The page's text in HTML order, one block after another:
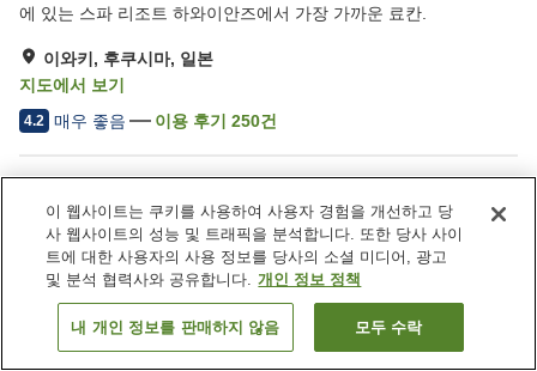
에 있는 스파 리조트 하와이안즈에서 가장 가까운 료칸.
이와키, 후쿠시마, 일본
지도에서 보기
4.2 매우 좋음 이용 후기 250건
건물 내에 온천 있음
지정된 흡연 공간
자동판매기
상점
객실 보기
이 웹사이트는 쿠키를 사용하여 사용자 경험을 개선하고 당
사 웹사이트의 성능 및 트래픽을 분석합니다. 또한 당사 사이
트에 대한 사용자의 사용 정보를 당사의 소셜 미디어, 광고
및 분석 협력사와 공유합니다. 개인 정보 정책
내 개인 정보를 판매하지 않음 모두 수락